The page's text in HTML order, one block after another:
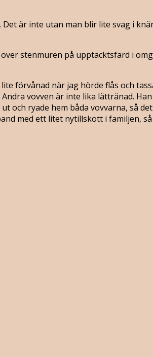
är inte utan man blir lite svag i
stenmuren på upptäcktsfärd i
förvånad när jag hörde flås och
vovven är inte lika lättränad.
och ryade hem båda vovvarna, så
med ett litet nytillskott i familjen,